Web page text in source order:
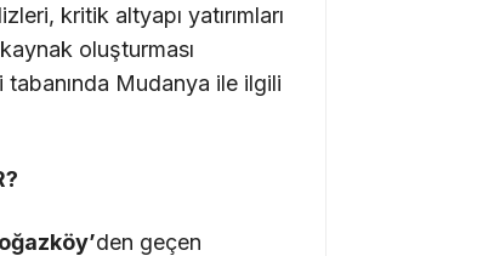
kritik altyapı yatırımları
oluşturması
tabanında Mudanya ile ilgili
den geçen